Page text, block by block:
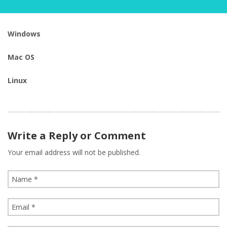
Windows
Mac OS
Linux
Write a Reply or Comment
Your email address will not be published.